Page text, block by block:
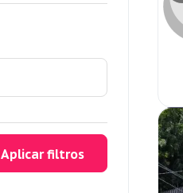
Aplicar filtros